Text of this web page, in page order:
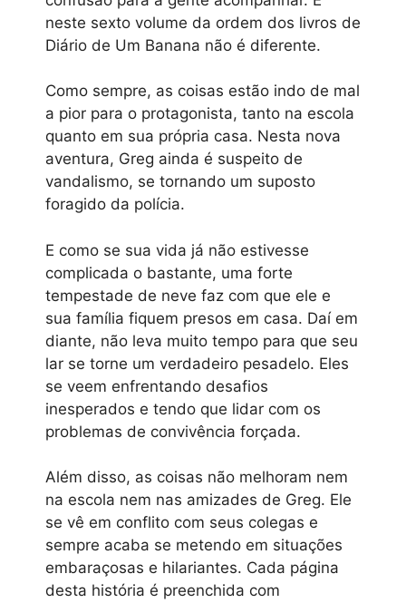
neste sexto volume da ordem dos livros de
Diário de Um Banana não é diferente.
Como sempre, as coisas estão indo de mal
a pior para o protagonista, tanto na escola
quanto em sua própria casa. Nesta nova
aventura, Greg ainda é suspeito de
vandalismo, se tornando um suposto
foragido da polícia.
E como se sua vida já não estivesse
complicada o bastante, uma forte
tempestade de neve faz com que ele e
sua família fiquem presos em casa. Daí em
diante, não leva muito tempo para que seu
lar se torne um verdadeiro pesadelo. Eles
se veem enfrentando desafios
inesperados e tendo que lidar com os
problemas de convivência forçada.
Além disso, as coisas não melhoram nem
na escola nem nas amizades de Greg. Ele
se vê em conflito com seus colegas e
sempre acaba se metendo em situações
embaraçosas e hilariantes. Cada página
desta história é preenchida com